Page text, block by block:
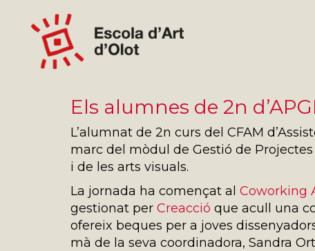
Els alumnes de 2n
L’alumnat de 2n curs del CFAM
marc del mòdul de Gestió de
i de les arts visuals.
La jornada ha començat al Coworking
gestionat per Creacció que acull una
ofereix beques per a joves
mà de la seva coordinadora, Sandra